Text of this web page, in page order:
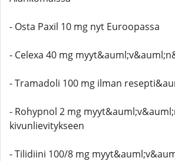
- Osta Paxil 10 mg nyt Euroopassa
- Celexa 40 mg
- Tramadoli 100 mg ilman
- Rohypnol 2 mg
kivunlievitykseen
- Tilidiini 100/8 mg